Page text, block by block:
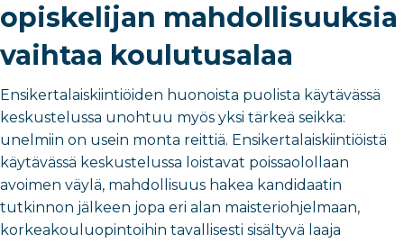
opiskelijan mahdollisuuksia
vaihtaa koulutusalaa
Ensikertalaiskiintiöiden huonoista puolista käytävässä
keskustelussa unohtuu myös yksi tärkeä seikka:
unelmiin on usein monta reittiä. Ensikertalaiskiintiöistä
käytävässä keskustelussa loistavat poissaolollaan
avoimen väylä, mahdollisuus hakea kandidaatin
tutkinnon jälkeen jopa eri alan maisteriohjelmaan,
korkeakouluopintoihin tavallisesti sisältyvä laaja